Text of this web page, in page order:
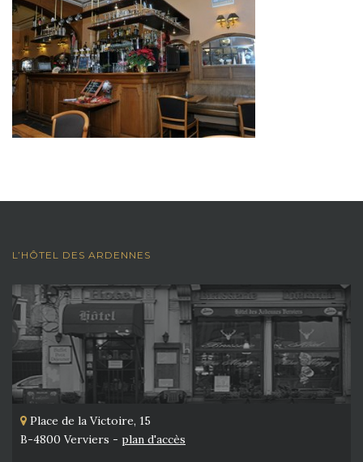
L’HÔTEL DES ARDENNES
Place de la Victoire, 15
B-4800 Verviers - plan d'accès